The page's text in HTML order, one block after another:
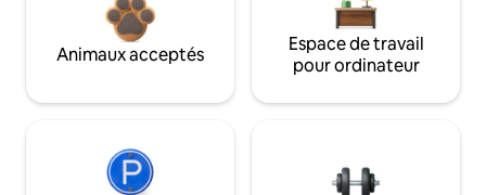
Animaux acceptés
Espace de travail
pour ordinateur